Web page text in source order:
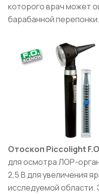
которого врач может
барабанной перепонки.
Отоскоп Piccolight
для осмотра ЛОР-
2,5 В для увеличения
исследуемой области.